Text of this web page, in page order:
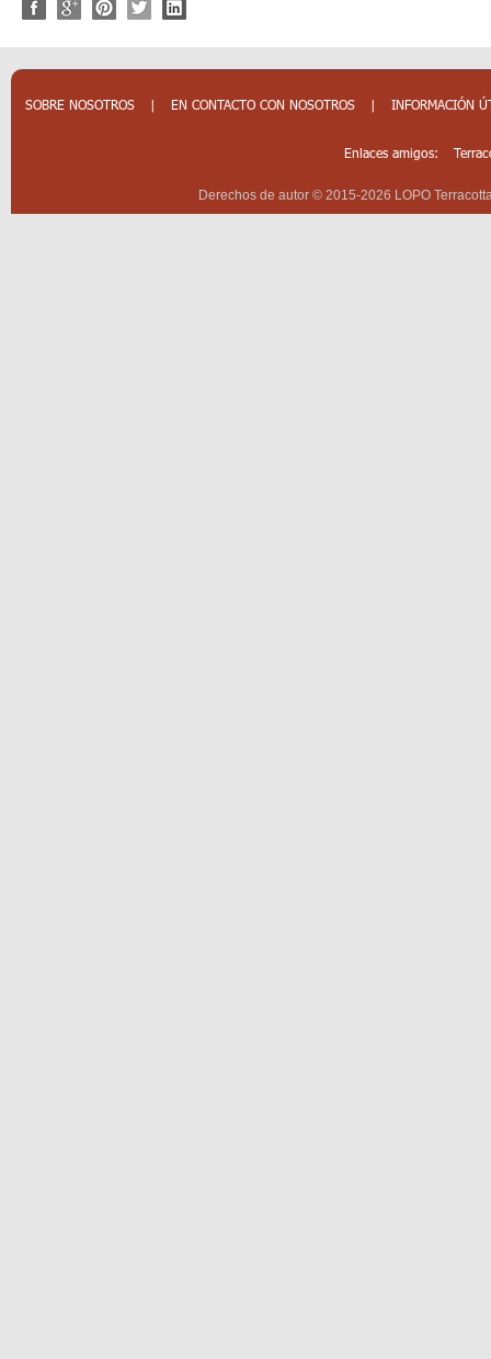
SOBRE NOSOTROS | EN CONTACTO CON NOSOTROS | INFORMACIÓN
Enlaces amigos:
Derechos de autor © 2015-2026 LOPO